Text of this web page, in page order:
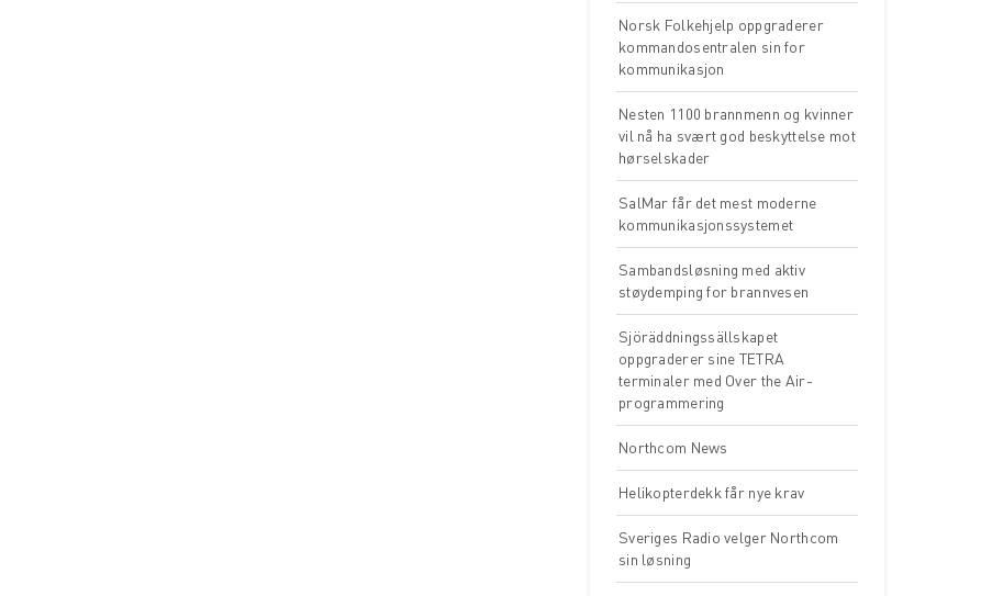
Norsk Folkehjelp oppgraderer
kommandosentralen sin for
kommunikasjon
Nesten 1100 brannmenn og kvinner
vil nå ha svært god beskyttelse mot
hørselskader
SalMar får det mest moderne
kommunikasjonssystemet
Sambandsløsning med aktiv
støydemping for brannvesen
Sjöräddningssällskapet
oppgraderer sine TETRA
terminaler med Over the Air-
programmering
Northcom News
Helikopterdekk får nye krav
Sveriges Radio velger Northcom
sin løsning